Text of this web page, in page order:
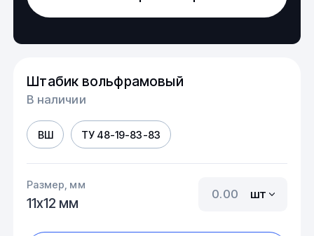
Штабик вольфрамовый
В наличии
ВШ ТУ 48-19-83-83
Размер, мм
11х12 мм
шт